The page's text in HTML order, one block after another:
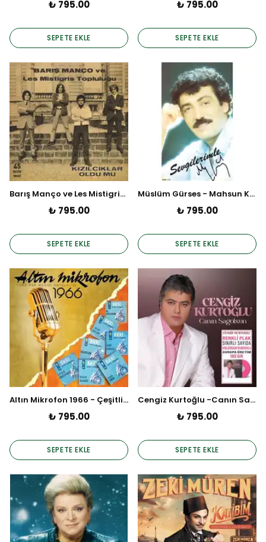
₺ 795.00
SEPETE EKLE
₺ 795.00
SEPETE EKLE
Barış Manço ve Les Mistigris Topluluğu - Kızılcıkl ar Oldu Mu (45 Devir Maxi Plak)
₺ 795.00
SEPETE EKLE
Müslüm Gürses - Mahsun Kul (Plak)
₺ 795.00
SEPETE EKLE
Altın Mikrofon 1966 - Çeşitli Sanatçılar (Plak)
₺ 795.00
SEPETE EKLE
Cengiz Kurtoğlu -Canın Sağolsun (Renkli Limitli Baskı Plak)
₺ 795.00
SEPETE EKLE